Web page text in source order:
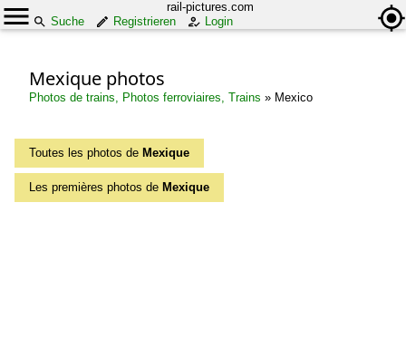
rail-pictures.com
Suche
Registrieren Login
Mexique photos
Photos de trains, Photos ferroviaires, Trains » Mexico
Toutes les photos de Mexique
Les premières photos de Mexique